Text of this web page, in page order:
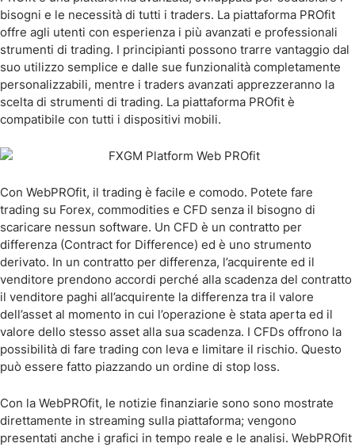
bisogni e le necessità di tutti i traders. La piattaforma PROfit
offre agli utenti con esperienza i più avanzati e professionali
strumenti di trading. I principianti possono trarre vantaggio dal
suo utilizzo semplice e dalle sue funzionalità completamente
personalizzabili, mentre i traders avanzati apprezzeranno la
scelta di strumenti di trading. La piattaforma PROfit è
compatibile con tutti i dispositivi mobili.
Con WebPROfit, il trading è facile e comodo. Potete fare
trading su Forex, commodities e CFD senza il bisogno di
scaricare nessun software. Un CFD è un contratto per
differenza (Contract for Difference) ed è uno strumento
derivato. In un contratto per differenza, l’acquirente ed il
venditore prendono accordi perché alla scadenza del contratto
il venditore paghi all’acquirente la differenza tra il valore
dell’asset al momento in cui l’operazione è stata aperta ed il
valore dello stesso asset alla sua scadenza. I CFDs offrono la
possibilità di fare trading con leva e limitare il rischio. Questo
può essere fatto piazzando un ordine di stop loss.
Con la WebPROfit, le notizie finanziarie sono sono mostrate
direttamente in streaming sulla piattaforma; vengono
presentati anche i grafici in tempo reale e le analisi. WebPROfit